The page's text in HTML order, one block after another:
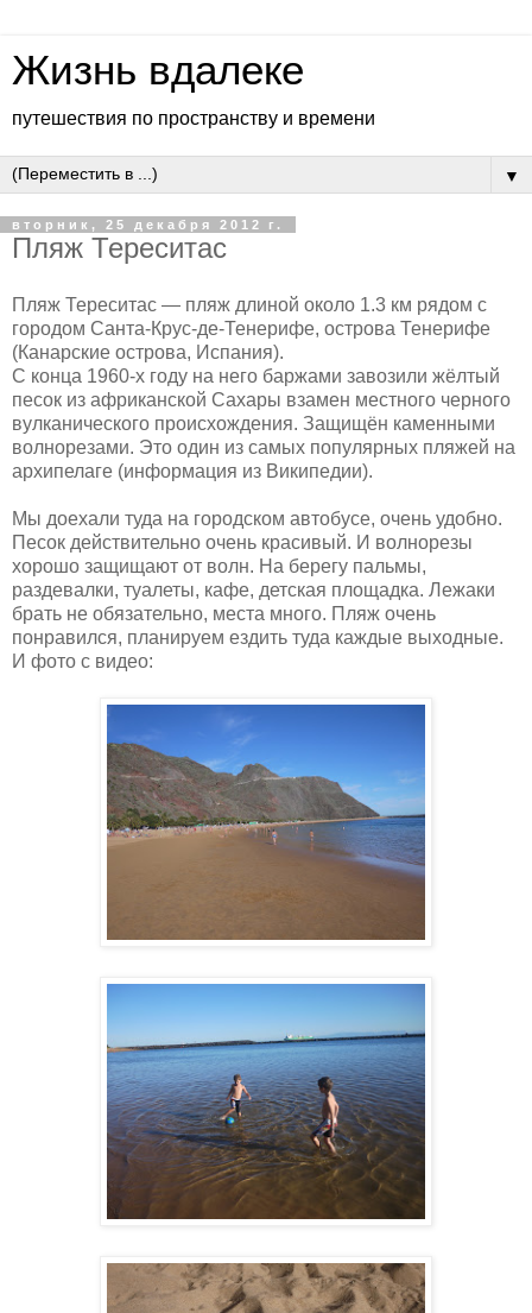
Жизнь вдалеке
путешествия по пространству и времени
▼
вторник, 25 декабря 2012 г.
Пляж Тереситас
Пляж Тереситас — пляж длиной около 1.3 км рядом с
городом Санта-Крус-де-Тенерифе, острова Тенерифе
(Канарские острова, Испания).
С конца 1960-х году на него баржами завозили жёлтый
песок из африканской Сахары взамен местного черного
вулканического происхождения. Защищён каменными
волнорезами. Это один из самых популярных пляжей на
архипелаге (информация из Википедии).
Мы доехали туда на городском автобусе, очень удобно.
Песок действительно очень красивый. И волнорезы
хорошо защищают от волн. На берегу пальмы,
раздевалки, туалеты, кафе, детская площадка. Лежаки
брать не обязательно, места много. Пляж очень
понравился, планируем ездить туда каждые выходные.
И фото с видео: